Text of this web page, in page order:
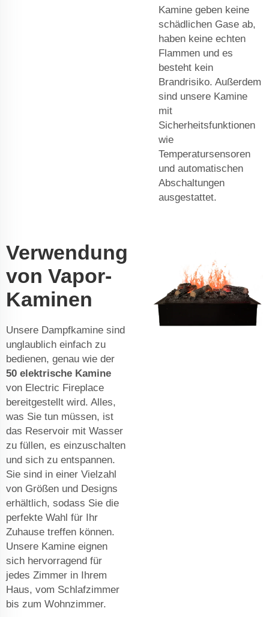
Kamine geben keine
schädlichen Gase ab,
haben keine echten
Flammen und es
besteht kein
Brandrisiko. Außerdem
sind unsere Kamine
mit
Sicherheitsfunktionen
wie
Temperatursensoren
und automatischen
Abschaltungen
ausgestattet.
Verwendung
von Vapor-
Kaminen
Unsere Dampfkamine sind
unglaublich einfach zu
bedienen, genau wie der
50 elektrische Kamine
von Electric Fireplace
bereitgestellt wird. Alles,
was Sie tun müssen, ist
das Reservoir mit Wasser
zu füllen, es einzuschalten
und sich zu entspannen.
Sie sind in einer Vielzahl
von Größen und Designs
erhältlich, sodass Sie die
perfekte Wahl für Ihr
Zuhause treffen können.
Unsere Kamine eignen
sich hervorragend für
jedes Zimmer in Ihrem
Haus, vom Schlafzimmer
bis zum Wohnzimmer.